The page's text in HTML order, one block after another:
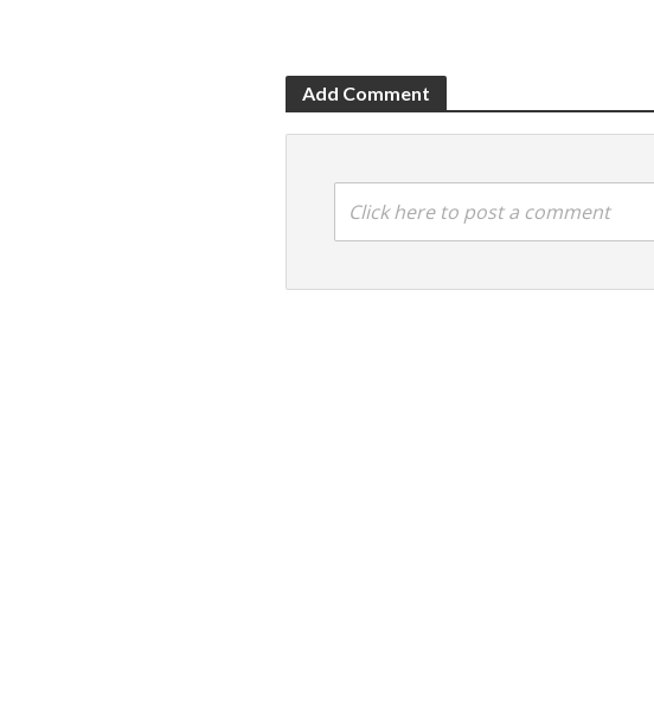
Add Comment
Click here to post a comment